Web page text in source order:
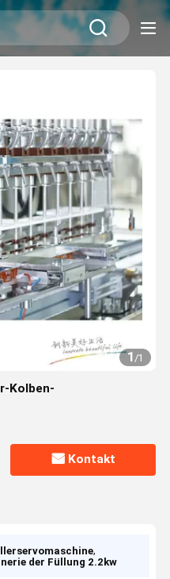
1/1
Kolben-
Kontakt
,
der Füllung 2.2kw